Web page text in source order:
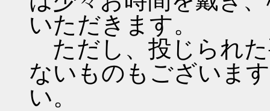
いただきます。
ただし、投じられ
ないものもございま
い。